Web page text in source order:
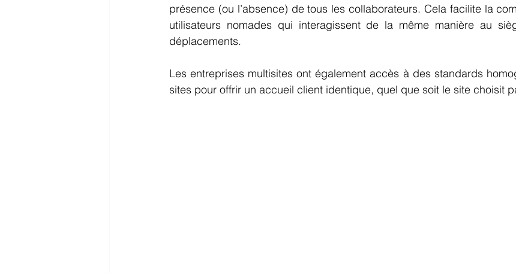
présence (ou l’absence) de tous les collaborateurs. Cela facilite la
utilisateurs nomades qui interagissent de la même manière au
déplacements.
Les entreprises multisites ont également accès à des standards
sites pour offrir un accueil client identique, quel que soit le site choisit